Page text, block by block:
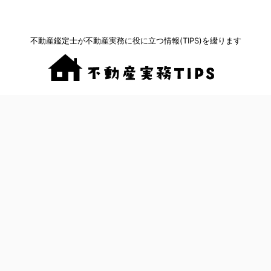
不動産鑑定士が不動産実務に役に立つ情報(TIPS)を綴ります